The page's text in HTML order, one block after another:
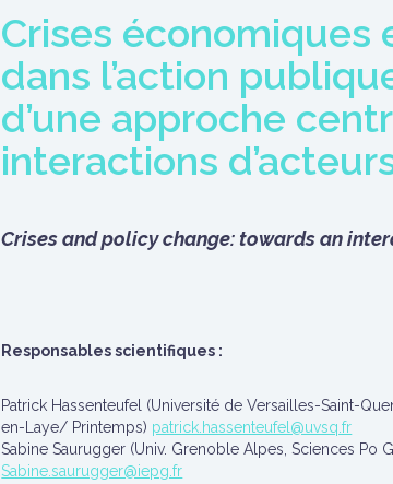
Crises économiques
dans l’action
d’une approche
interactions
Crises and policy change: towards an
Responsables scientifiques :
Patrick Hassenteufel (Université de Versailles-Saint-
en-Laye/ Printemps) patrick.hassenteufel@uvsq.fr
Sabine Saurugger (Univ. Grenoble Alpes, Sciences Po
Sabine.saurugger@iepg.fr